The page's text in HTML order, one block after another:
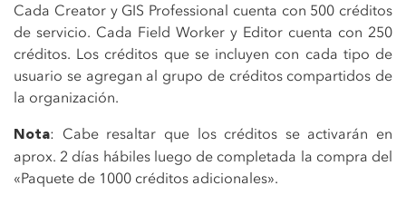
Cada Creator y GIS Professional cuenta con 500 créditos
de servicio. Cada Field Worker y Editor cuenta con 250
créditos. Los créditos que se incluyen con cada tipo de
usuario se agregan al grupo de créditos compartidos de
la organización.
Nota: Cabe resaltar que los créditos se activarán en
aprox. 2 días hábiles luego de completada la compra del
«Paquete de 1000 créditos adicionales».